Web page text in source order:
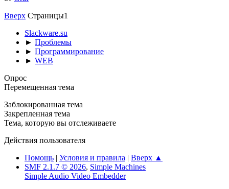
Вверх Страницы1
Slackware.su
► Проблемы
► Программирование
► WEB
Опрос
Перемещенная тема
Заблокированная тема
Закрепленная тема
Тема, которую вы отслеживаете
Действия пользователя
Помощь | Условия и правила | Вверх ▲
SMF 2.1.7 © 2026, Simple Machines
Simple Audio Video Embedder